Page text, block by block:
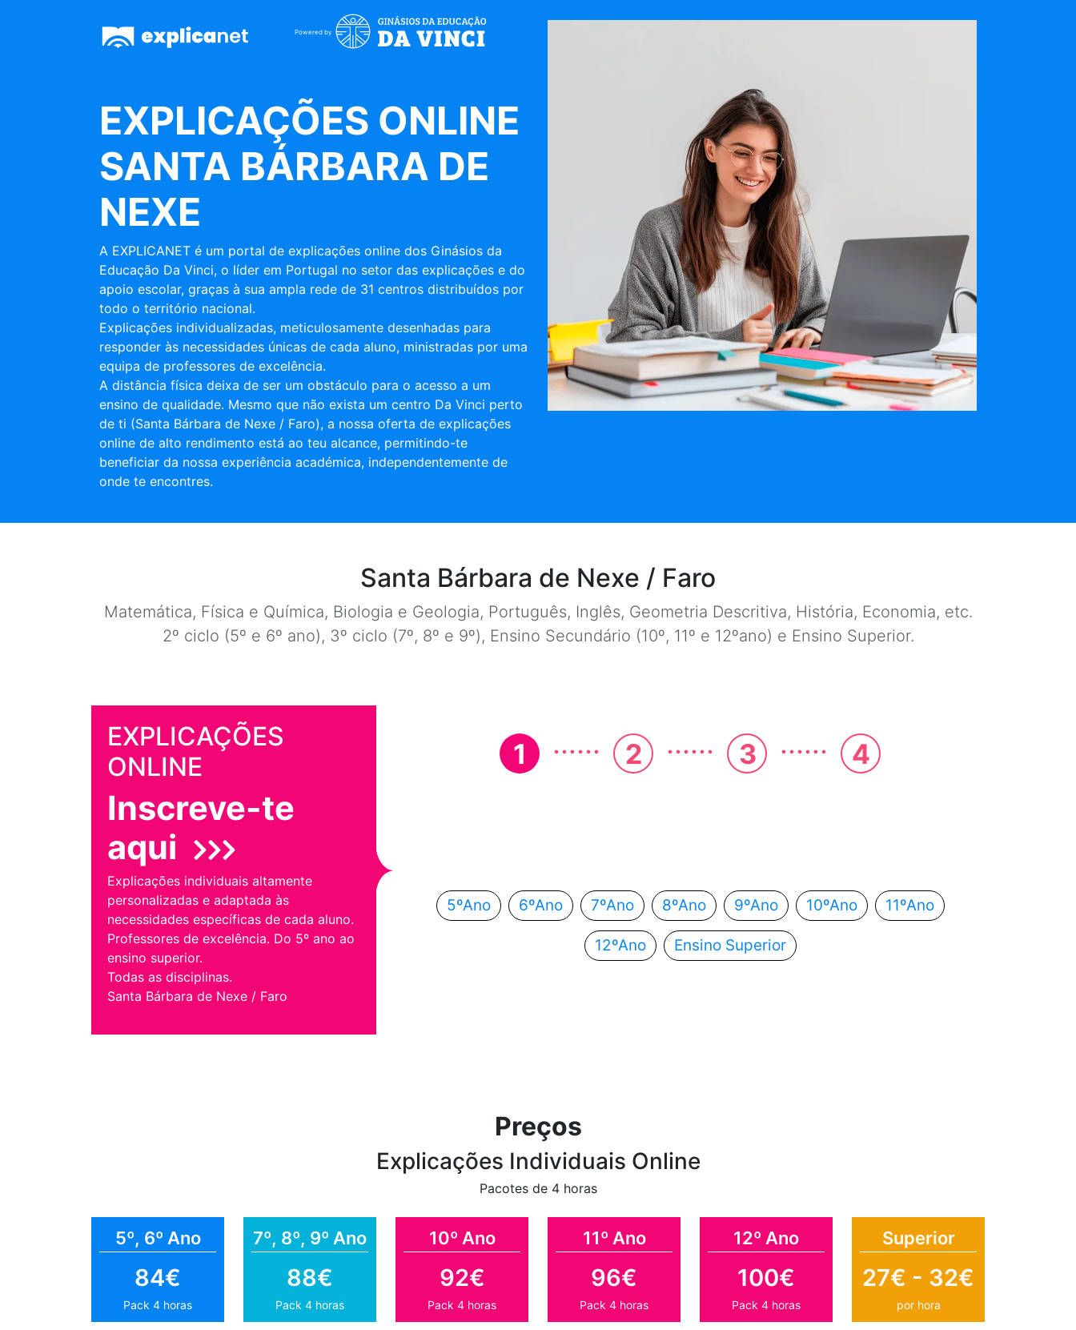
Powered by
EXPLICAÇÕES ONLINE
SANTA BÁRBARA DE
NEXE
A EXPLICANET é um portal de explicações online dos Ginásios da
Educação Da Vinci, o líder em Portugal no setor das explicações e do
apoio escolar, graças à sua ampla rede de 31 centros distribuídos por
todo o território nacional.
Explicações individualizadas, meticulosamente desenhadas para
responder às necessidades únicas de cada aluno, ministradas por uma
equipa de professores de excelência.
A distância física deixa de ser um obstáculo para o acesso a um
ensino de qualidade. Mesmo que não exista um centro Da Vinci perto
de ti (Santa Bárbara de Nexe / Faro), a nossa oferta de explicações
online de alto rendimento está ao teu alcance, permitindo-te
beneficiar da nossa experiência académica, independentemente de
onde te encontres.
Santa Bárbara de Nexe / Faro
Matemática, Física e Química, Biologia e Geologia, Português, Inglês, Geometria Descritiva, História, Economia, etc.
2º ciclo (5º e 6º ano), 3º ciclo (7º, 8º e 9º), Ensino Secundário (10º, 11º e 12ºano) e Ensino Superior.
EXPLICAÇÕES
ONLINE
Inscreve-te
aqui
Explicações individuais altamente
personalizadas e adaptada às
necessidades específicas de cada aluno.
Professores de excelência. Do 5º ano ao
ensino superior.
Todas as disciplinas.
Santa Bárbara de Nexe / Faro
1 ...... 2 ...... 3 ...... 4
5ºAno 6ºAno 7ºAno 8ºAno 9ºAno 10ºAno 11ºAno
12ºAno Ensino Superior
Preços
Explicações Individuais Online
Pacotes de 4 horas
5º, 6º Ano
84€
Pack 4 horas
7º, 8º, 9º Ano
88€
Pack 4 horas
10º Ano
92€
Pack 4 horas
11º Ano
96€
Pack 4 horas
12º Ano
100€
Pack 4 horas
Superior
27€ - 32€
por hora